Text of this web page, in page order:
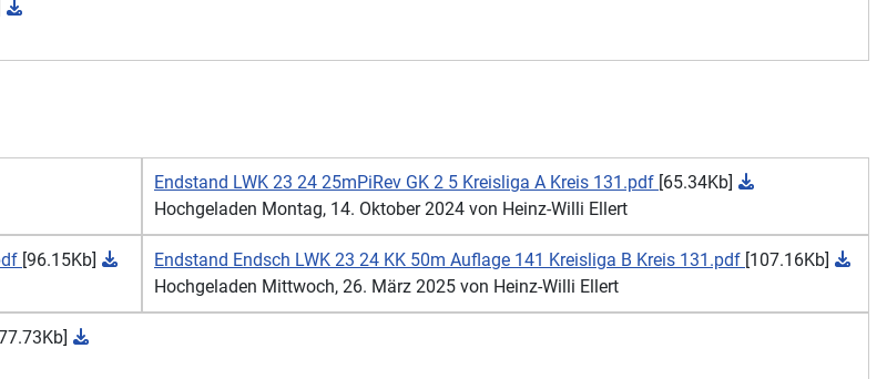
Endstand LWK 23 24 25mPiRev GK 2 5 Kreisliga A Kreis 131.pdf [65.34Kb]
Hochgeladen Montag, 14. Oktober 2024 von Heinz-Willi Ellert
[96.15Kb]
Endstand Endsch LWK 23 24 KK 50m Auflage 141 Kreisliga B Kreis 131.pdf [107.16Kb]
Hochgeladen Mittwoch, 26. März 2025 von Heinz-Willi Ellert